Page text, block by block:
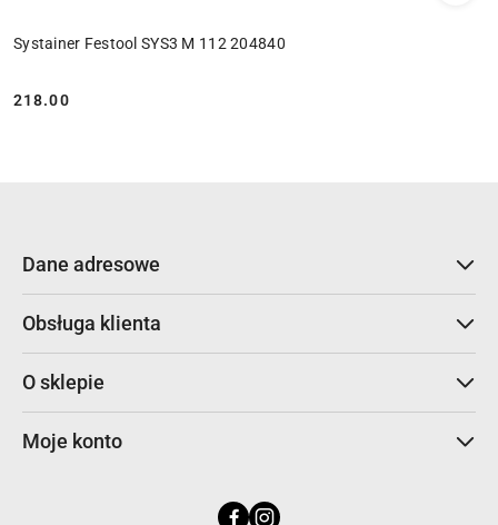
Systainer Festool SYS3 M 112 204840
Cena:
218.00
Dane adresowe
Obsługa klienta
O sklepie
Moje konto